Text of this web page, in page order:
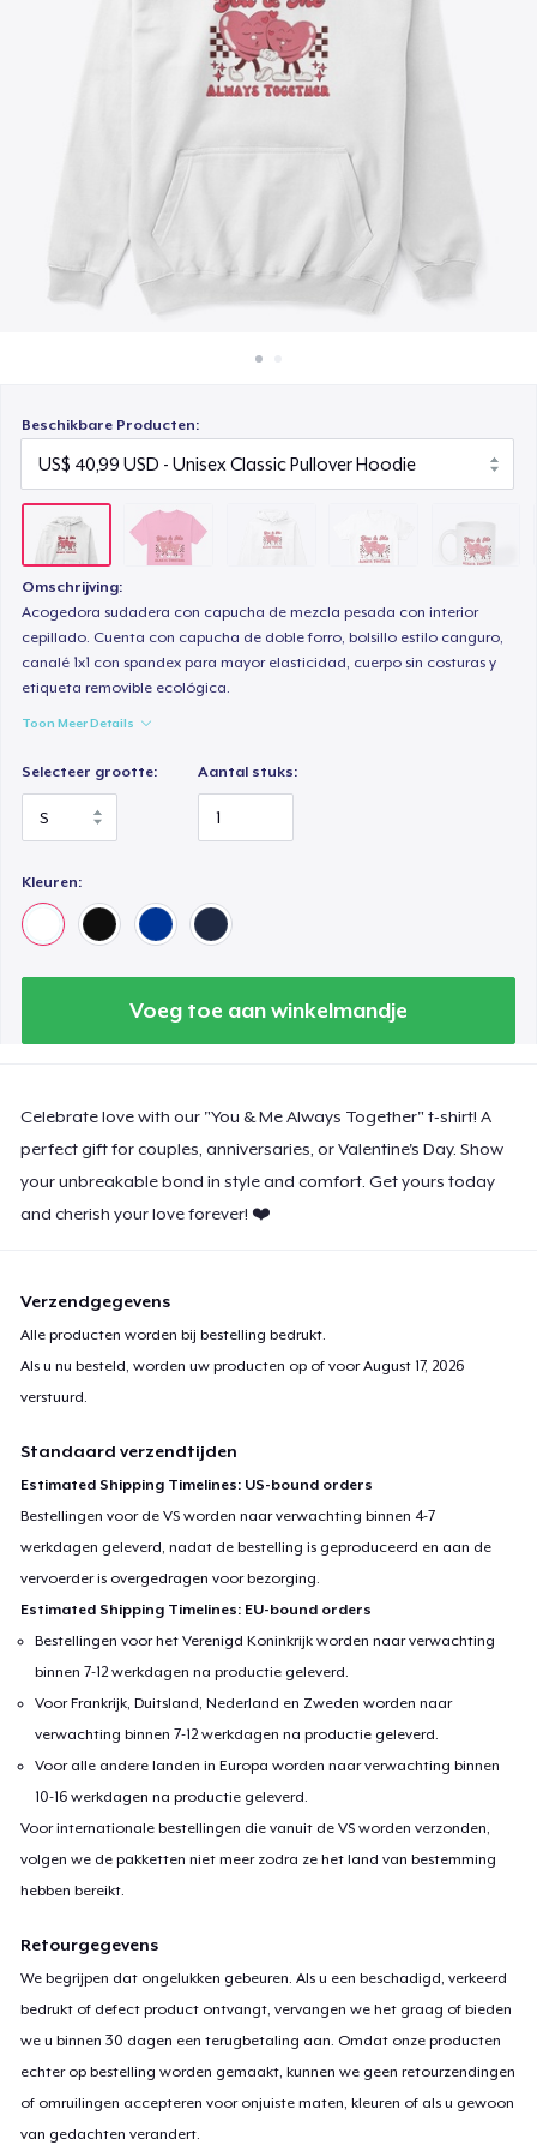
Verkoop overal
Beschikbare Producten:
Omschrijving:
Acogedora sudadera con capucha de mezcla pesada con interior
cepillado. Cuenta con capucha de doble forro, bolsillo estilo canguro,
canalé 1x1 con spandex para mayor elasticidad, cuerpo sin costuras y
etiqueta removible ecológica.
Toon Meer Details
Selecteer grootte: Aantal stuks:
Kleuren:
Voeg toe aan winkelmandje
Celebrate love with our "You & Me Always Together" t-shirt! A
perfect gift for couples, anniversaries, or Valentine's Day. Show
your unbreakable bond in style and comfort. Get yours today
and cherish your love forever! ❤️
Verzendgegevens
Alle producten worden bij bestelling bedrukt.
Als u nu besteld, worden uw producten op of voorAugust 17, 2026
verstuurd.
Standaard verzendtijden
Estimated Shipping Timelines: US-bound orders
Bestellingen voor de VS worden naar verwachting binnen 4-7
werkdagen geleverd, nadat de bestelling is geproduceerd en aan de
vervoerder is overgedragen voor bezorging.
Estimated Shipping Timelines: EU-bound orders
Bestellingen voor het Verenigd Koninkrijk worden naar verwachting
binnen 7-12 werkdagen na productie geleverd.
Voor Frankrijk, Duitsland, Nederland en Zweden worden naar
verwachting binnen 7-12 werkdagen na productie geleverd.
Voor alle andere landen in Europa worden naar verwachting binnen
10-16 werkdagen na productie geleverd.
Voor internationale bestellingen die vanuit de VS worden verzonden,
volgen we de pakketten niet meer zodra ze het land van bestemming
hebben bereikt.
Retourgegevens
We begrijpen dat ongelukken gebeuren. Als u een beschadigd, verkeerd
bedrukt of defect product ontvangt, vervangen we het graag of bieden
we u binnen 30 dagen een terugbetaling aan. Omdat onze producten
echter op bestelling worden gemaakt, kunnen we geen retourzendingen
of omruilingen accepteren voor onjuiste maten, kleuren of als u gewoon
van gedachten verandert.
Unisex Premium Pullover Hoodie
US$ 23,99
US$ 15,99
Unisex Classic Crewneck Sweatshirt
US$ 23,99
Classic Long Sleeve Tee
US$ 30,99
US$ 24,99